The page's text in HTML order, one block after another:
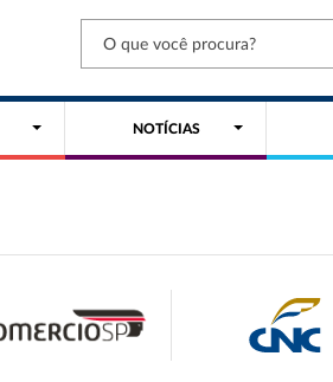
NOTÍCIAS